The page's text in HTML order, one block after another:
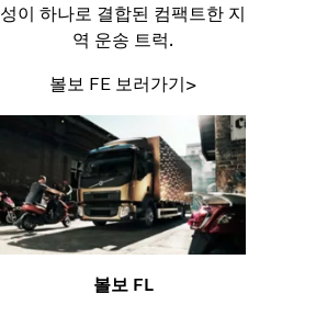
성이 하나로 결합된 컴팩트한 지
역 운송 트럭.
볼보 FE 보러가기>
볼보 FL